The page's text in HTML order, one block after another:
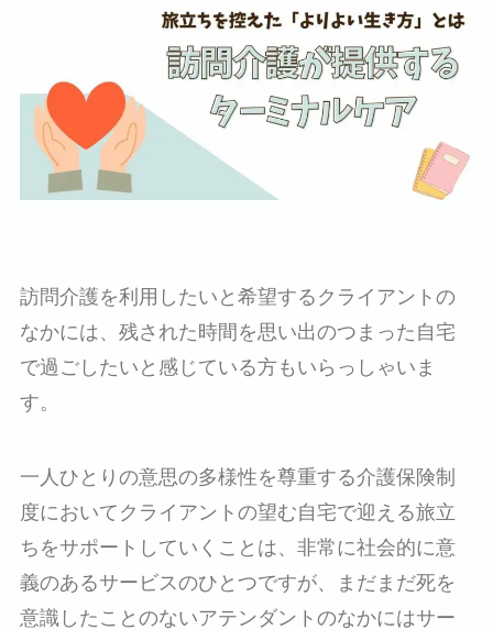
訪問介護を利用したいと希望するクライアントの
なかには、残された時間を思い出のつまった自宅
で過ごしたいと感じている方もいらっしゃいま
す。
一人ひとりの意思の多様性を尊重する介護保険制
度においてクライアントの望む自宅で迎える旅立
ちをサポートしていくことは、非常に社会的に意
義のあるサービスのひとつですが、まだまだ死を
意識したことのないアテンダントのなかにはサー